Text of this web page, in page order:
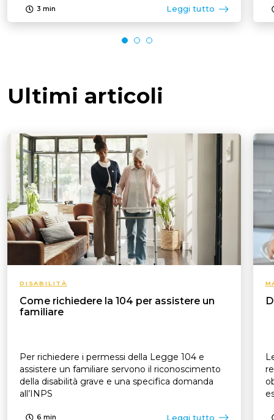
3 min Leggi tutto
Ultimi articoli
DISABILITÀ
Come richiedere la 104 per assistere un
familiare
Per richiedere i permessi della Legge 104 e
assistere un familiare servono il riconoscimento
della disabilità grave e una specifica domanda
all’INPS
6 min Leggi tutto